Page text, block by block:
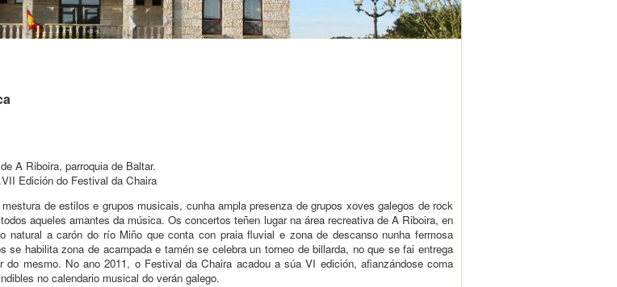
A Riboira, parroquia de Baltar.
Edición do Festival da Chaira
de estilos e grupos musicais, cunha ampla presenza de grupos xoves galegos de rock
aqueles amantes da música. Os concertos teñen lugar na área recreativa de A Riboira, en
natural a carón do río Miño que conta con praia fluvial e zona de descanso nunha fermosa
se habilita zona de acampada e tamén se celebra un torneo de billarda, no que se fai entrega
do mesmo. No ano 2011, o Festival da Chaira acadou a súa VI edición, afianzándose coma
no calendario musical do verán galego.